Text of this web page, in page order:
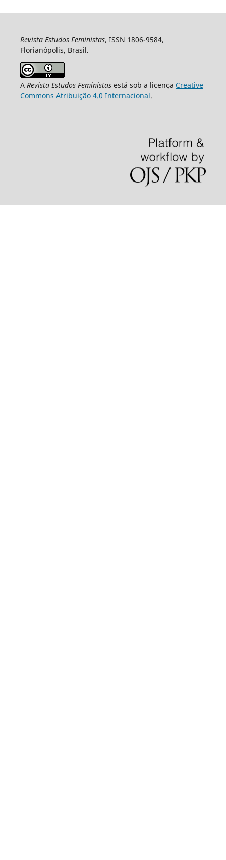
Revista Estudos Feministas, ISSN 1806-9584,
Florianópolis, Brasil.
A Revista Estudos Feministasestá sob a licença Creative
Commons Atribuição 4.0 Internacional.